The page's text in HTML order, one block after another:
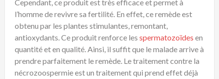
Cependant, ce produit est très efficace et permet à
l’homme de revivre sa fertilité. En effet, ce remède est
obtenu par les plantes stimulantes, remontant,
antioxydants. Ce produit renforce les spermatozoïdes en
quantité et en qualité. Ainsi, il suffit que le malade arrive à
prendre parfaitement le remède. Le traitement contre la
nécrozoospermie est un traitement qui prend effet déjà